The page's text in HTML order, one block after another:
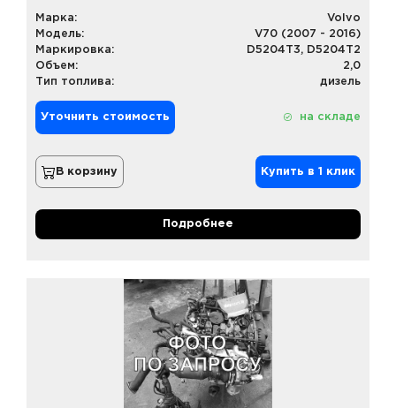
Марка:
Volvo
Модель:
V70 (2007 - 2016)
Маркировка:
D5204T3, D5204T2
Объем:
2,0
Тип топлива:
дизель
Уточнить стоимость на складе
В корзину Купить в 1 клик
Подробнее